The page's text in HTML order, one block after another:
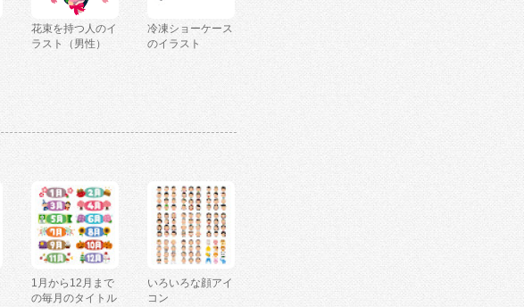
花束を持つ人のイ
ラスト（男性）
冷凍ショーケース
のイラスト
1月から12月まで
の毎月のタイトル
いろいろな顔アイ
コン